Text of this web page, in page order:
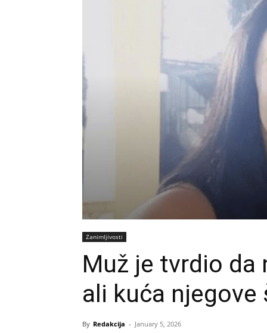
Zanimljivosti
Muž je tvrdio
ali kuća njegove
By Redakcija - January 5, 2026